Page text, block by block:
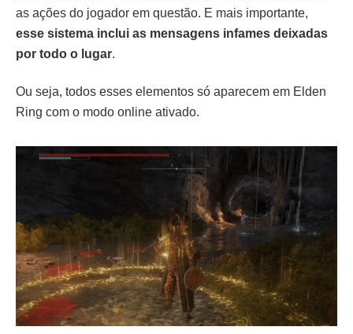
as ações do jogador em questão. E mais importante,
esse sistema inclui as mensagens infames deixadas
por todo o lugar.
Ou seja, todos esses elementos só aparecem em Elden
Ring com o modo online ativado.